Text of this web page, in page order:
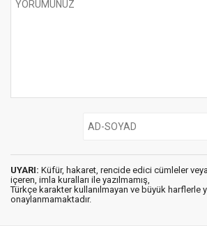
UYARI: Küfür, hakaret, rencide edici cümleler
içeren, imla kuralları ile yazılmamış,
Türkçe karakter kullanılmayan ve büyük harflerle
onaylanmamaktadır.